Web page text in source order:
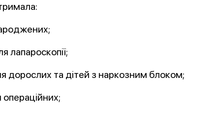
лапароскопії;
дорослих та дітей з наркозним блоком;
операційних;